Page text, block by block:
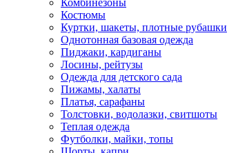
Комбинезоны
Костюмы
Куртки, шакеты, плотные рубашки
Однотонная базовая одежда
Пиджаки, кардиганы
Лосины, рейтузы
Одежда для детского сада
Пижамы, халаты
Платья, сарафаны
Толстовки, водолазки, свитшоты
Теплая одежда
Футболки, майки, топы